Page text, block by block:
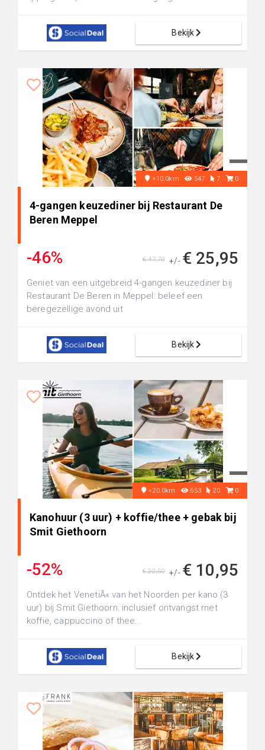
Bekijk
+10.0km 547 7 0
4-gangen keuzediner bij Restaurant De
Beren Meppel
-46% +/- € 25,95
€ 47,70
Geniet van een uitgebreid 4-gangen keuzediner bij
Restaurant De Beren in Meppel: beleef een
beregezellige avond uit
Bekijk
+20.0km 653 20 0
Kanohuur (3 uur) + koffie/thee + gebak bij
Smit Giethoorn
-52% +/- € 10,95
€ 22,50
Ontdek het VenetiÃ« van het Noorden per kano (3
uur) bij Smit Giethoorn: inclusief ontvangst met
koffie, cappuccino of thee...
Bekijk